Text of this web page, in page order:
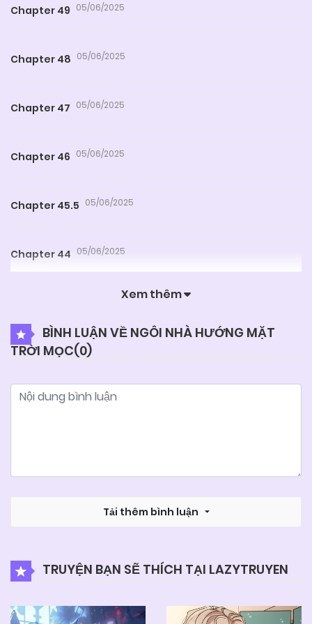
Chapter 49 05/06/2025
Chapter 48 05/06/2025
Chapter 47 05/06/2025
Chapter 46 05/06/2025
Chapter 45.5 05/06/2025
Chapter 44 05/06/2025
05/06/2025
Chapter 42 05/06/2025
Chapter 41 05/06/2025
Xem thêm
BÌNH LUẬN VỀ NGÔI NHÀ HƯỚNG MẶT
TRỜI MỌC(0)
Tải thêm bình luận
TRUYỆN BẠN SẼ THÍCH TẠI LAZYTRUYEN